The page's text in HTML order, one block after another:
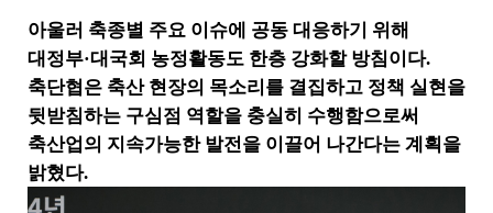
아울러 축종별 주요 이슈에 공동 대응하기 위해
대정부·대국회 농정활동도 한층 강화할 방침이다.
축단협은 축산 현장의 목소리를 결집하고 정책 실현을
뒷받침하는 구심점 역할을 충실히 수행함으로써
축산업의 지속가능한 발전을 이끌어 나간다는 계획을
밝혔다.